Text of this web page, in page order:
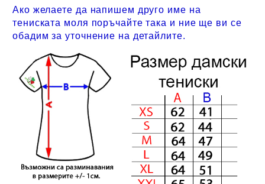
Ако желаете да напишем друго име на
тениската моля поръчайте така и ние ще ви се
обадим за уточнение на детайлите.